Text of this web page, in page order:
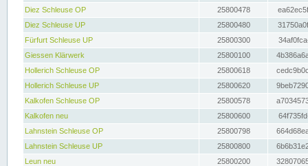
Diez Schleuse OP
25800478
Diez Schleuse UP
25800480
Fürfurt Schleuse UP
25800300
Giessen Klärwerk
25800100
Hollerich Schleuse OP
25800618
Hollerich Schleuse UP
25800620
Kalkofen Schleuse OP
25800578
Kalkofen neu
25800600
Lahnstein Schleuse OP
25800798
Lahnstein Schleuse UP
25800800
Leun neu
25800200